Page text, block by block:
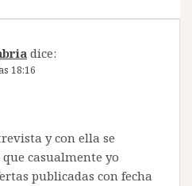
dice:
18:16
y con ella se
casualmente yo
publicadas con fecha